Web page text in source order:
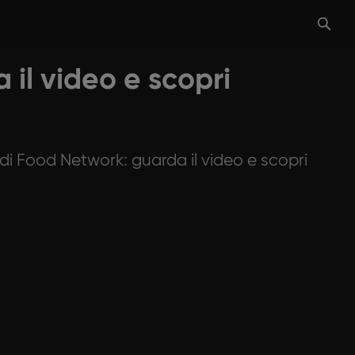
il video e scopri
Food Network: guarda il video e scopri